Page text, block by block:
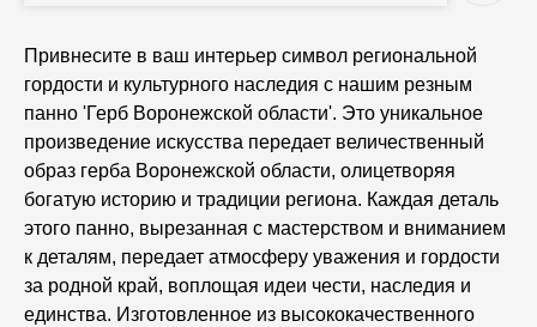
Привнесите в ваш интерьер символ региональной
гордости и культурного наследия с нашим резным
панно 'Герб Воронежской области'. Это уникальное
произведение искусства передает величественный
образ герба Воронежской области, олицетворяя
богатую историю и традиции региона. Каждая деталь
этого панно, вырезанная с мастерством и вниманием
к деталям, передает атмосферу уважения и гордости
за родной край, воплощая идеи чести, наследия и
единства. Изготовленное из высококачественного